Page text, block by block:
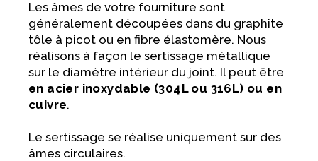
Les âmes de votre fourniture sont
généralement découpées dans du graphite
tôle à picot ou en fibre élastomère. Nous
réalisons à façon le sertissage métallique
sur le diamètre intérieur du joint. Il peut être
en acier inoxydable (304L ou 316L) ou en
cuivre.
Le sertissage se réalise uniquement sur des
âmes circulaires.